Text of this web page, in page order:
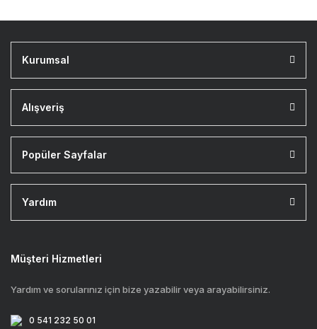
Kurumsal
Alışveriş
Popüler Sayfalar
Yardım
Müşteri Hizmetleri
Yardım ve sorularınız için bize yazabilir veya arayabilirsiniz.
0 541 232 50 01